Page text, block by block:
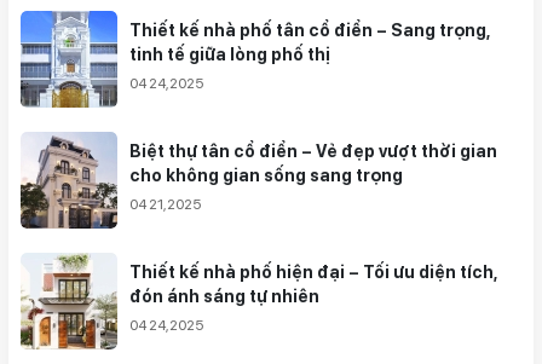
Thiết kế nhà phố tân cổ điển – Sang trọng,
tinh tế giữa lòng phố thị
04 24,2025
Biệt thự tân cổ điển – Vẻ đẹp vượt thời gian
cho không gian sống sang trọng
04 21,2025
Thiết kế nhà phố hiện đại – Tối ưu diện tích,
đón ánh sáng tự nhiên
04 24,2025